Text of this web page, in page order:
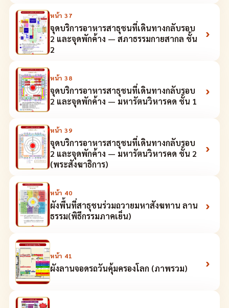
หน้า 37
จุดบริการอาหารสาธุชนที่เดินทางกลับรอบ
2 และจุดพักค้าง — สภาธรรมกายสากล ชั้น
2
›
หน้า 38
จุดบริการอาหารสาธุชนที่เดินทางกลับรอบ
2 และจุดพักค้าง — มหารัตนวิหารคด ชั้น 1
›
หน้า 39
จุดบริการอาหารสาธุชนที่เดินทางกลับรอบ
2 และจุดพักค้าง — มหารัตนวิหารคด ชั้น 2
(พระสังฆาธิการ)
›
หน้า 40
ผังพื้นที่สาธุชนร่วมถวายมหาสังฆทาน ลาน
ธรรม(พิธีกรรมภาคเย็น)
›
หน้า 41
ผังลานจอดรถวันคุ้มครองโลก (ภาพรวม) ›